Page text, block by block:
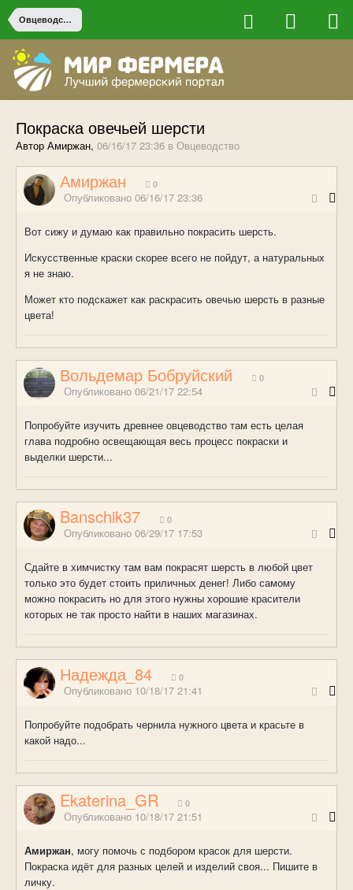
Овцеводство
Покраска овечьей шерсти
Автор Амиржан, 06/16/17 23:36 в Овцеводство
Амиржан 0
Опубликовано 06/16/17 23:36
Вот сижу и думаю как правильно покрасить шерсть.
Искусственные краски скорее всего не пойдут, а натуральных
я не знаю.
Может кто подскажет как раскрасить овечью шерсть в разные
цвета!
Вольдемар Бобруйский 0
Опубликовано 06/21/17 22:54
Попробуйте изучить древнее овцеводство там есть целая
глава подробно освещающая весь процесс покраски и
выделки шерсти...
Banschik37 0
Опубликовано 06/29/17 17:53
Сдайте в химчистку там вам покрасят шерсть в любой цвет
только это будет стоить приличных денег! Либо самому
можно покрасить но для этого нужны хорошие красители
которых не так просто найти в наших магазинах.
Надежда_84 0
Опубликовано 10/18/17 21:41
Попробуйте подобрать чернила нужного цвета и красьте в
какой надо...
Ekaterina_GR 0
Опубликовано 10/18/17 21:51
Амиржан, могу помочь с подбором красок для шерсти.
Покраска идёт для разных целей и изделий своя... Пишите в
личку.